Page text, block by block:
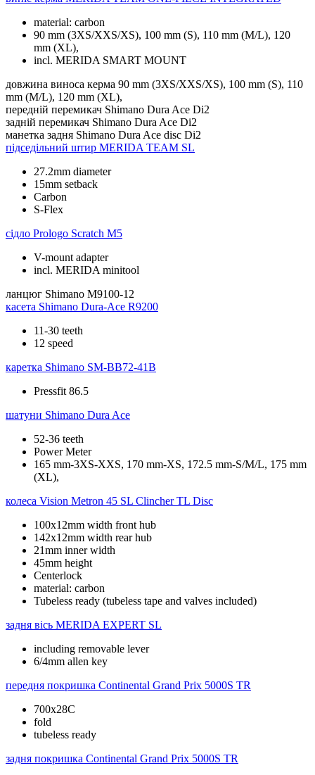
material: carbon
90 mm (3XS/XXS/XS), 100 mm (S), 110 mm (M/L), 120
mm (XL),
incl. MERIDA SMART MOUNT
довжина виноса керма 90 mm (3XS/XXS/XS), 100 mm (S), 110
mm (M/L), 120 mm (XL),
передній перемикач Shimano Dura Ace Di2
задній перемикач Shimano Dura Ace Di2
манетка задня Shimano Dura Ace disc Di2
підседільний штир MERIDA TEAM SL
27.2mm diameter
15mm setback
Carbon
S-Flex
сідло Prologo Scratch M5
V-mount adapter
incl. MERIDA minitool
ланцюг Shimano M9100-12
касета Shimano Dura-Ace R9200
11-30 teeth
12 speed
каретка Shimano SM-BB72-41B
Pressfit 86.5
шатуни Shimano Dura Ace
52-36 teeth
Power Meter
165 mm-3XS-XXS, 170 mm-XS, 172.5 mm-S/M/L, 175 mm
(XL),
колеса Vision Metron 45 SL Clincher TL Disc
100x12mm width front hub
142x12mm width rear hub
21mm inner width
45mm height
Centerlock
material: carbon
Tubeless ready (tubeless tape and valves included)
задня вісь MERIDA EXPERT SL
including removable lever
6/4mm allen key
передня покришка Continental Grand Prix 5000S TR
700x28C
fold
tubeless ready
задня покришка Continental Grand Prix 5000S TR